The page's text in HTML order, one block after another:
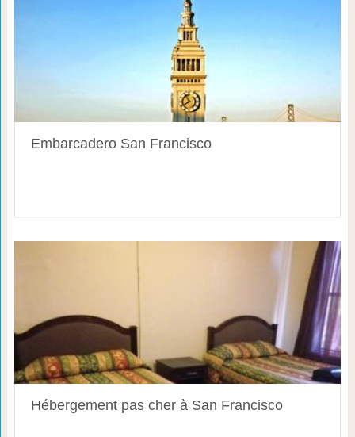
Embarcadero San Francisco
Hébergement pas cher à San Francisco